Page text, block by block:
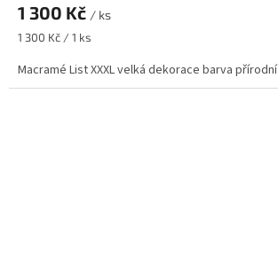
1 300 Kč / ks
Měrná
1 300 Kč / 1 ks
Macramé List XXXL velká dekorace barva přírodní